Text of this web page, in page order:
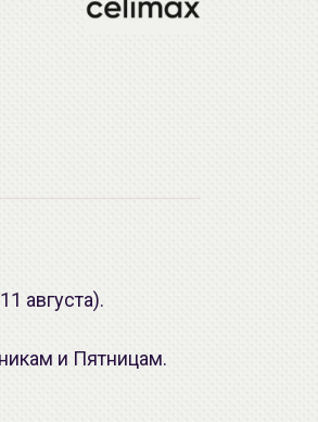
августа).
и Пятницам.